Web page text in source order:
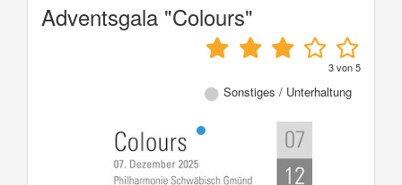
Adventsgala "Colours"
3von5
Sonstiges / Unterhaltung